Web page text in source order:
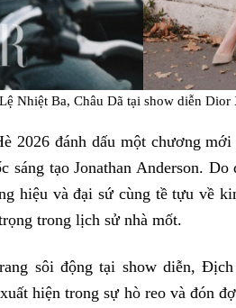
Nhiệt Ba, Châu Dã tại show diễn Dior
2026 đánh dấu một chương
sáng tạo Jonathan Anderson.
hiệu và đại sứ cùng tề tựu về
trong lịch sử nhà mốt.
sôi động tại show diễn,
hiện trong sự hò reo và đón